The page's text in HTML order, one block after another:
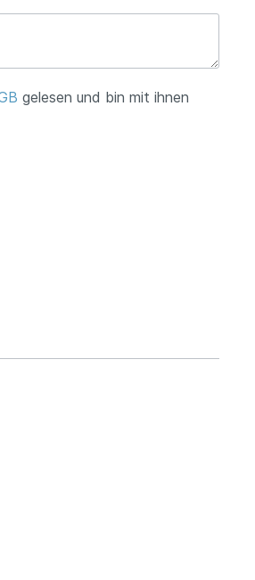
gelesen und bin mit ihnen